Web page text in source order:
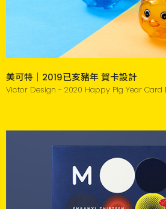
美可特｜2019已亥豬年 賀卡設計
Victor Design - 2020 Happy Pig Year Card